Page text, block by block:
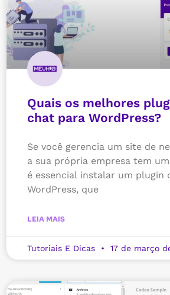
Quais os melhores
chat para WordPress?
Se você gerencia um site de
a sua própria empresa tem
é essencial instalar um plugin
WordPress, que
LEIA MAIS
Tutoriais E Dicas 17 de março